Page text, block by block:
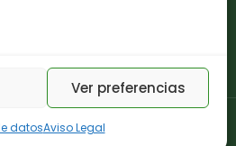
Ver preferencias
datosAviso Legal